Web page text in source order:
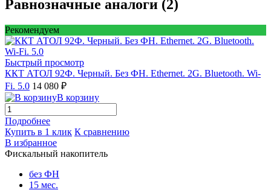
Равнозначные аналоги (2)
Рекомендуем
Быстрый просмотр
ККТ АТОЛ 92Ф. Черный. Без ФН. Ethernet. 2G. Bluetooth. Wi-
Fi. 5.0 14 080 ₽
В корзину
Подробнее
Купить в 1 клик К сравнению
В избранное
Фискальный накопитель
без ФН
15 мес.